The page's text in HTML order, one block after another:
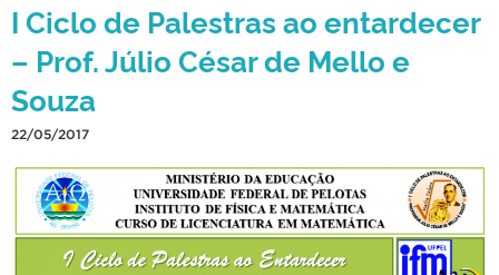
I Ciclo de Palestras ao entardecer
– Prof. Júlio César de Mello e
Souza
22/05/2017